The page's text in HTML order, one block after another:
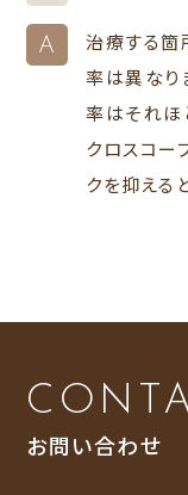
A
治療する箇
率は異なり
率はそれほ
クロスコー
クを抑える
お問い合わせ